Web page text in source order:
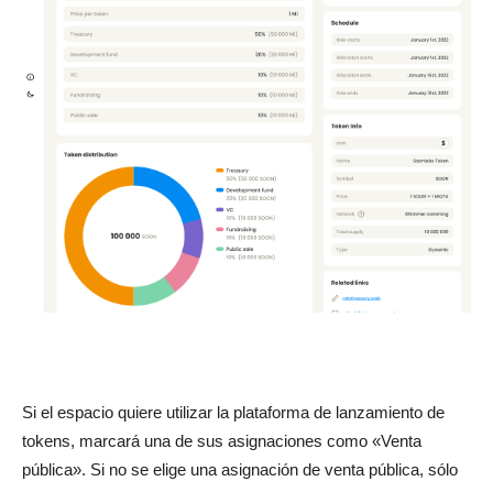
Si el espacio quiere utilizar la plataforma de lanzamiento de
tokens, marcará una de sus asignaciones como «Venta
pública». Si no se elige una asignación de venta pública, sólo